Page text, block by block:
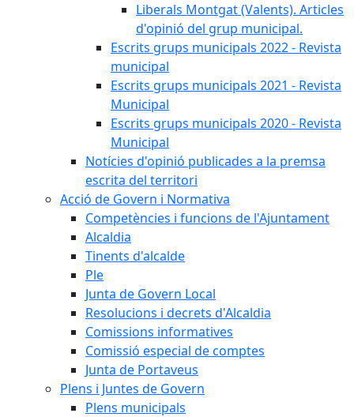
Liberals Montgat (Valents). Articles
d'opinió del grup municipal.
Escrits grups municipals 2022 - Revista
municipal
Escrits grups municipals 2021 - Revista
Municipal
Escrits grups municipals 2020 - Revista
Municipal
Notícies d'opinió publicades a la premsa
escrita del territori
Acció de Govern i Normativa
Competències i funcions de l'Ajuntament
Alcaldia
Tinents d'alcalde
Ple
Junta de Govern Local
Resolucions i decrets d'Alcaldia
Comissions informatives
Comissió especial de comptes
Junta de Portaveus
Plens i Juntes de Govern
Plens municipals